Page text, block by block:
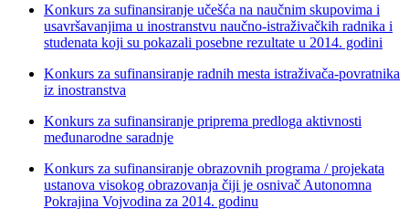
Konkurs za sufinansiranje učešća na naučnim skupovima i
usavršavanjima u inostranstvu naučno-istraživačkih radnika i
studenata koji su pokazali posebne rezultate u 2014. godini
Konkurs za sufinansiranje radnih mesta istraživača-povratnika
iz inostranstva
Konkurs za sufinansiranje priprema predloga aktivnosti
međunarodne saradnje
Konkurs za sufinansiranje obrazovnih programa / projekata
ustanova visokog obrazovanja čiji je osnivač Autonomna
Pokrajina Vojvodina za 2014. godinu